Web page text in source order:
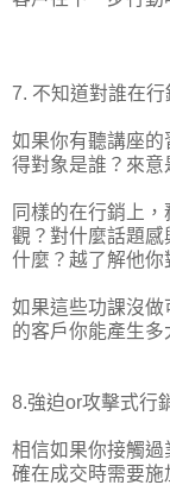
7. 不知道對誰在行
如果你有聽講座
得對象是誰？來意
同樣的在行銷上
觀？對什麼話題
什麼？越了解他你
如果這些功課沒
的客戶你能產生多
8.強迫or攻擊式行
相信如果你接觸
確在成交時需要